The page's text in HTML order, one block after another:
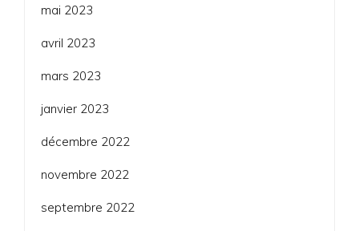
mai 2023
avril 2023
mars 2023
janvier 2023
décembre 2022
novembre 2022
septembre 2022